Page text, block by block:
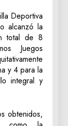
Deportiva
alcanzó la
total de 8
Juegos
y 4 para la
integral y
obtenidos,